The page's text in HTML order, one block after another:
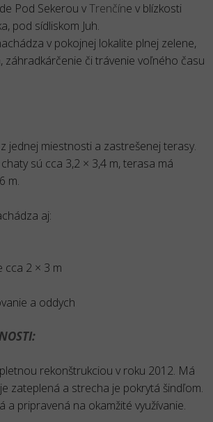
Pod Sekerou vTrenčíne v blízkosti
pod sídliskom Juh.
v pokojnej lokalite plnej zelene,
záhradkárčenie či trávenie voľného času
jednej miestnosti a zastrešenej terasy.
sú cca 3,2 × 3,4 m, terasa má
m.
aj:
cca 2 × 3 m
a oddych
rekonštrukciou v roku 2012. Má
zateplená a strecha je pokrytá šindľom.
a pripravená na okamžité využívanie.